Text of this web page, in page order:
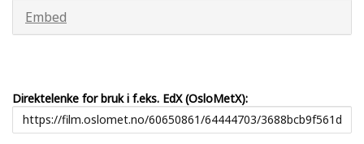
Embed
Direktelenke for bruk i f.eks. EdX (OsloMetX):